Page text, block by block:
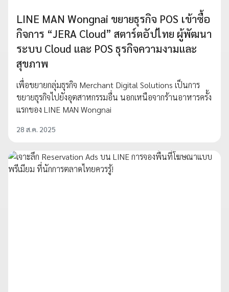
LINE MAN Wongnai ขยายธุรกิจ POS เข้าซื้อ
กิจการ “JERA Cloud” สตาร์ตอัปไทย ผู้พัฒนา
ระบบ Cloud และ POS ธุรกิจความงามและ
สุขภาพ
เพื่อขยายกลุ่มธุรกิจ Merchant Digital Solutions เป็นการ
ขยายธุรกิจไปยังอุตสาหกรรมอื่น นอกเหนือจากร้านอาหารครั้ง
แรกของ LINE MAN Wongnai
28 ส.ค. 2025